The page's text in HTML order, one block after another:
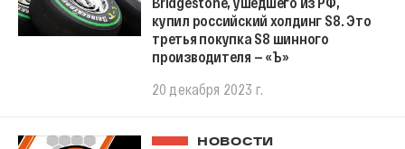
купил российский холдинг S8. Это
третья покупка S8 шинного
производителя — «Ъ»
20 декабря 2023 г.
НОВОСТИ